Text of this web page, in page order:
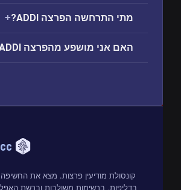
מתי התרחשה הפרצה ADDI?
האם אני מושפע מהפרצה ADDI?
קונסולת מודיעין פרצות. מצא את
בדליפות, ברשימות משולבות וברשת